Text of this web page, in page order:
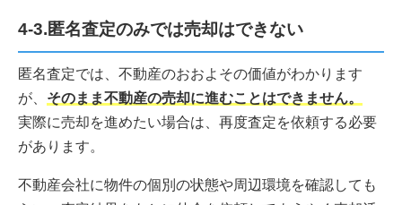
4-3.匿名査定のみでは売却はできない
匿名査定では、不動産のおおよその価値がわかります
が、 そのまま不動産の売却に進むことはできません。
実際に売却を進めたい場合は、再度査定を依頼する必要
があります。
不動産会社に物件の個別の状態や周辺環境を確認しても